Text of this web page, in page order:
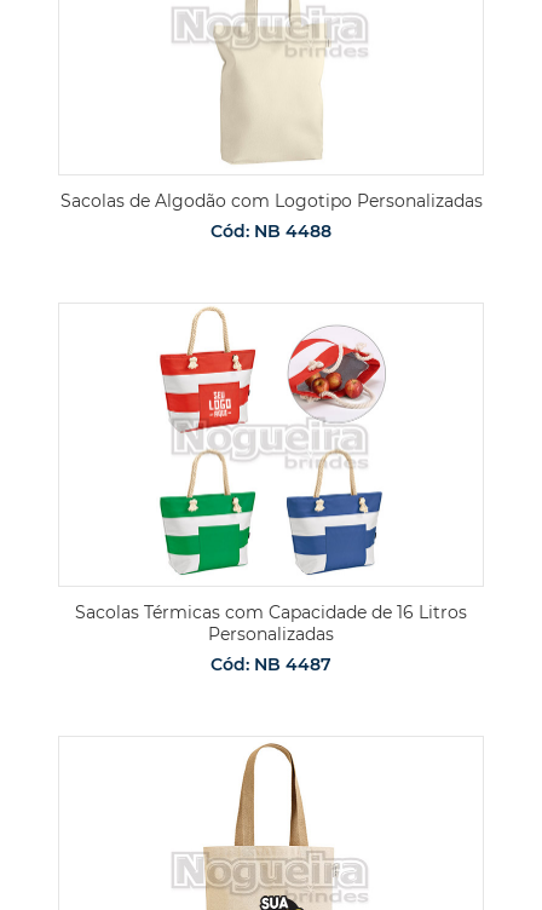
Sacolas de Algodão com Logotipo Personalizadas
Cód: NB 4488
Sacolas Térmicas com Capacidade de 16 Litros
Personalizadas
Cód: NB 4487